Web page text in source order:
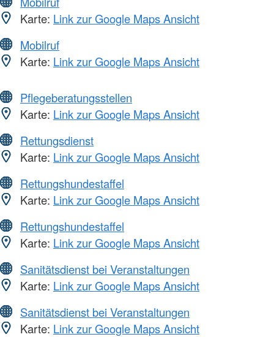
Karte: Link zur Google Maps Ansicht
Mobilruf
Karte: Link zur Google Maps Ansicht
Pflegeberatungsstellen
Karte: Link zur Google Maps Ansicht
Rettungsdienst
Karte: Link zur Google Maps Ansicht
Rettungshundestaffel
Karte: Link zur Google Maps Ansicht
Rettungshundestaffel
Karte: Link zur Google Maps Ansicht
Sanitätsdienst bei Veranstaltungen
Karte: Link zur Google Maps Ansicht
Sanitätsdienst bei Veranstaltungen
Karte: Link zur Google Maps Ansicht